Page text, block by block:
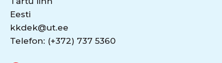
Eesti
kkdek@ut.ee
Telefon: (+372) 737 5360